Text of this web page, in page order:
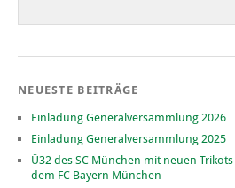
NEUESTE BEITRÄGE
Einladung Generalversammlung 2026
Einladung Generalversammlung 2025
Ü32 des SC München mit neuen
dem FC Bayern München